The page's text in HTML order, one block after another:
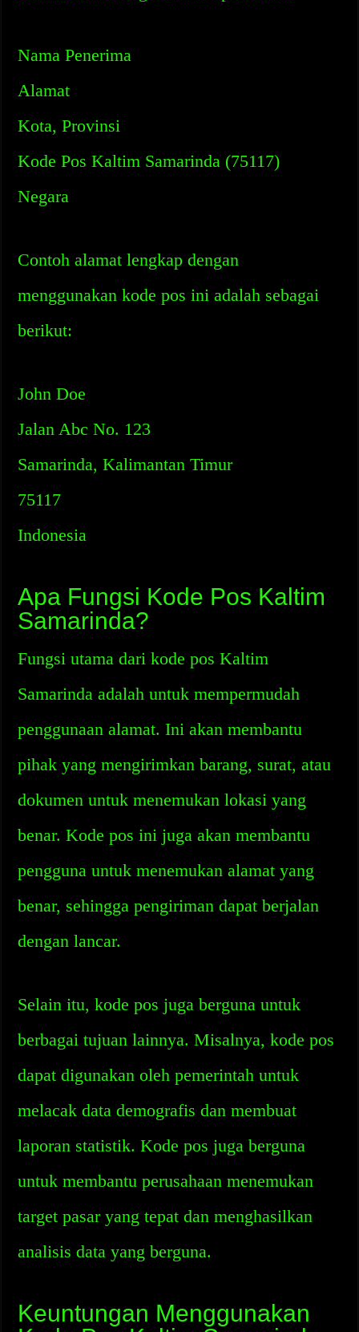
Nama Penerima
Alamat
Kota, Provinsi
Kode Pos Kaltim Samarinda (75117)
Negara
Contoh alamat lengkap dengan
menggunakan kode pos ini adalah sebagai
berikut:
John Doe
Jalan Abc No. 123
Samarinda, Kalimantan Timur
75117
Indonesia
Apa Fungsi Kode Pos Kaltim
Samarinda?
Fungsi utama dari kode pos Kaltim
Samarinda adalah untuk mempermudah
penggunaan alamat. Ini akan membantu
pihak yang mengirimkan barang, surat, atau
dokumen untuk menemukan lokasi yang
benar. Kode pos ini juga akan membantu
pengguna untuk menemukan alamat yang
benar, sehingga pengiriman dapat berjalan
dengan lancar.
Selain itu, kode pos juga berguna untuk
berbagai tujuan lainnya. Misalnya, kode pos
dapat digunakan oleh pemerintah untuk
melacak data demografis dan membuat
laporan statistik. Kode pos juga berguna
untuk membantu perusahaan menemukan
target pasar yang tepat dan menghasilkan
analisis data yang berguna.
Keuntungan Menggunakan